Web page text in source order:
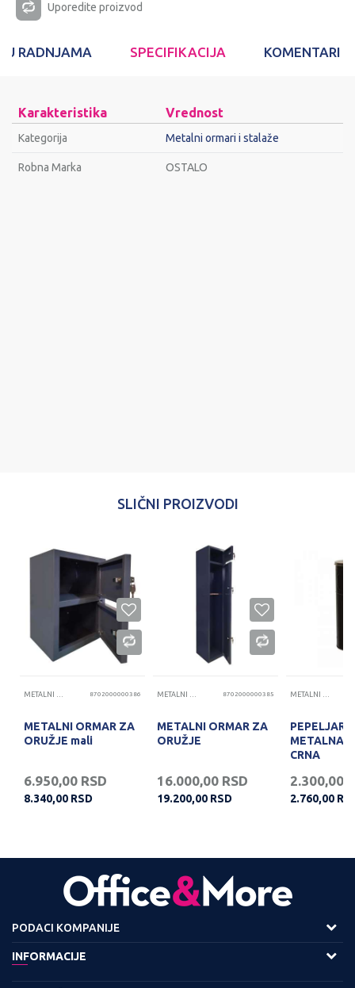
Uporedite proizvod
U RADNJAMA SPECIFIKACIJA KOMENTARI
Karakteristika Vrednost
Kategorija Metalni ormari i stalaže
Robna Marka OSTALO
SLIČNI PROIZVODI
8702000000386
METALNI ORMAR ZA
ORUŽJE mali
6.950,00 RSD
8.340,00 RSD
8702000000385
METALNI ORMAR ZA
ORUŽJE
16.000,00 RSD
19.200,00 RSD
PEPELJARA
METALNA
CRNA
2.300,00
2.760,00
PODACI KOMPANIJE
Adresa :
INFORMACIJE